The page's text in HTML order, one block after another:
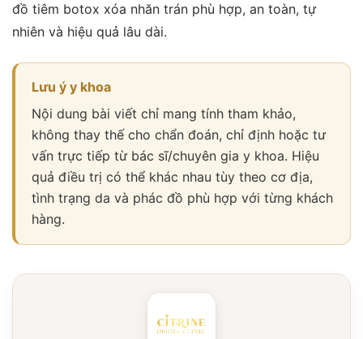
đồ tiêm botox xóa nhăn trán phù hợp, an toàn, tự
nhiên và hiệu quả lâu dài.
Lưu ý y khoa
Nội dung bài viết chỉ mang tính tham khảo,
không thay thế cho chẩn đoán, chỉ định hoặc tư
vấn trực tiếp từ bác sĩ/chuyên gia y khoa. Hiệu
quả điều trị có thể khác nhau tùy theo cơ địa,
tình trạng da và phác đồ phù hợp với từng khách
hàng.